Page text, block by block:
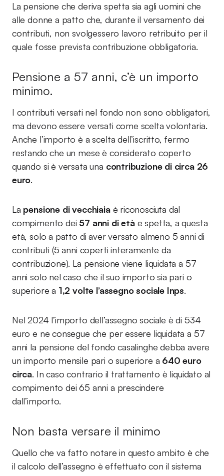
La pensione che deriva spetta sia agli uomini che
alle donne a patto che, durante il versamento dei
contributi, non svolgessero lavoro retribuito per il
quale fosse prevista contribuzione obbligatoria.
Pensione a 57 anni, c’è un importo
minimo.
I contributi versati nel fondo non sono obbligatori,
ma devono essere versati come scelta volontaria.
Anche l’importo è a scelta dell’iscritto, fermo
restando che un mese è considerato coperto
quando si è versata una contribuzione di circa 26
euro.
La pensione di vecchiaiaè riconosciuta dal
compimento dei 57 anni di etàe spetta, a questa
età, solo a patto di aver versato almeno 5 anni di
contributi (5 anni coperti interamente da
contribuzione). La pensione viene liquidata a 57
anni solo nel caso che il suo importo sia pari o
superiore a 1,2 volte l’assegno sociale Inps.
Nel 2024 l’importo dell’assegno sociale è di 534
euro e ne consegue che per essere liquidata a 57
anni la pensione del fondo casalinghe debba avere
un importo mensile pari o superiore a 640 euro
circa. In caso contrario il trattamento è liquidato al
compimento dei 65 anni a prescindere
dall’importo.
Non basta versare il minimo
Quello che va fatto notare in questo ambito è che
il calcolo dell’assegno è effettuato con il sistema